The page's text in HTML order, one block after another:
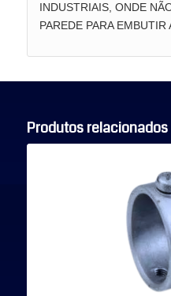
INDUSTRIAIS, ONDE
PAREDE PARA EMBUTIR
Produtos relacionados